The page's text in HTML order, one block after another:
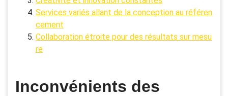
Services variés allant de la conception au référen
cement
Collaboration étroite pour des résultats sur mesu
re
Inconvénients des